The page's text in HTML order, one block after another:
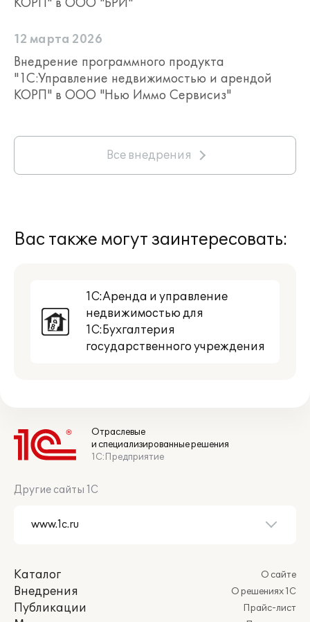
12 марта 2026
Внедрение программного продукта
"1С:Управление недвижимостью и арендой
КОРП" в ООО "Нью Иммо Сервисиз"
Все внедрения
Вас также могут заинтересовать:
1С:Аренда и управление
недвижимостью для
1С:Бухгалтерия
государственного учреждения
Отраслевые
и специализированные решения
1С:Предприятие
Другие сайты 1С
Каталог
Внедрения
Публикации
О сайте
О решениях 1С
Прайс-лист